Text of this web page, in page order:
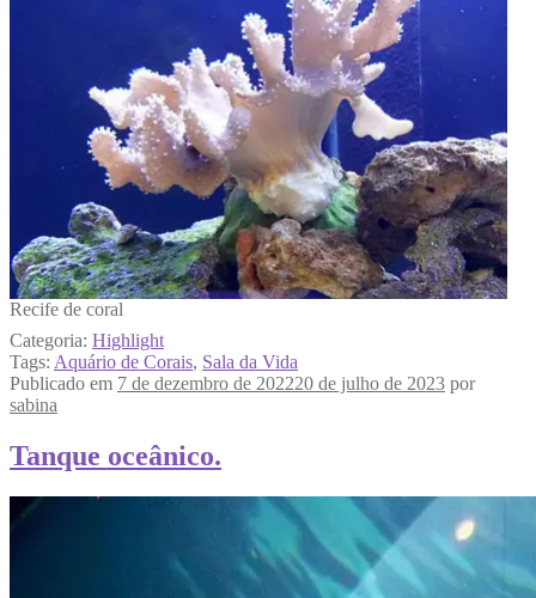
Recife de coral
Categoria: Highlight
Tags: Aquário de Corais, Sala da Vida
Publicado em 7 de dezembro de 202220 de julho de 2023 por
sabina
Tanque oceânico.